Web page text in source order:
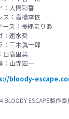
：大橋彩香
ス：高橋李依
ース：長縄まりあ
：速水奨
：三木眞一郎
日高里菜
：山寺宏一
bloody-
BLOODY ESCAPE製作委